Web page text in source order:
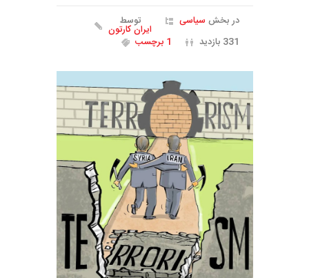
در بخش سیاسی توسط
ایران کارتون
331 بازدید
1 برچسب